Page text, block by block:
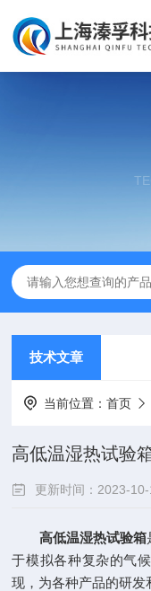
技术文章
当前位置：首页
高低温湿热试验
更新时间：2023-10-
高低温湿热试验箱
于模拟各种复杂的气
现，为各种产品的研发